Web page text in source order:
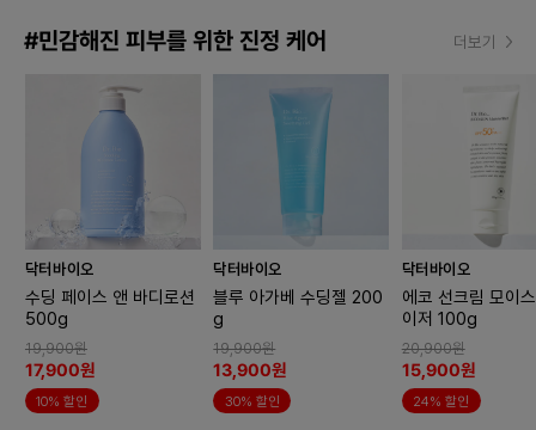
#민감해진 피부를 위한 진정 케어 더보기
닥터바이오
수딩 페이스 앤 바디로션
500g
19,900원
17,900원
10% 할인
닥터바이오
블루 아가베 수딩젤 200
g
19,900원
13,900원
30% 할인
닥터바이오
에코 선크림 모이
이저 100g
20,900원
15,900원
24% 할인